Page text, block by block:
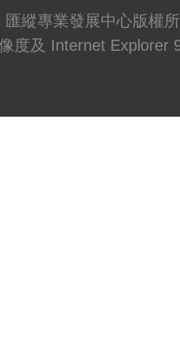
匯縱專業發展中心版權
度及 Internet Explorer